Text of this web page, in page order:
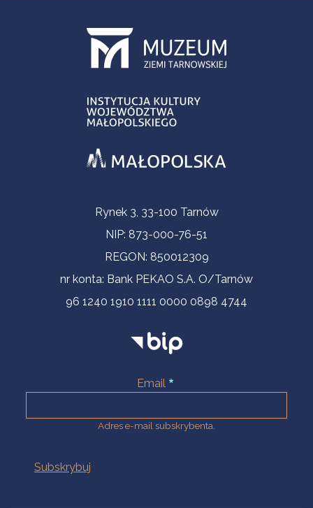
Informacje kontaktoweRynek 3, 33-100 Tarnów
NIP: 873-000-76-51
REGON: 850012309
nr konta: Bank PEKAO S.A. O/Tarnów
96 1240 1910 1111 0000 0898 4744
Email
Adres e-mail subskrybenta.